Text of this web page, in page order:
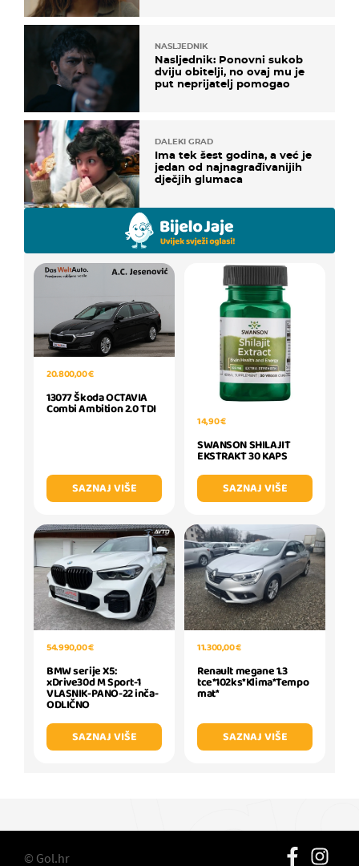
NASLJEDNIK
Nasljednik: Ponovni sukob
dviju obitelji, no ovaj mu je
put neprijatelj pomogao
DALEKI GRAD
Ima tek šest godina, a već je
jedan od najnagrađivanijih
dječjih glumaca
20.800,00 €
13077 Škoda OCTAVIA
Combi Ambition 2.0 TDI
SAZNAJ VIŠE
14,90 €
SWANSON SHILAJIT
EKSTRAKT 30 KAPS
SAZNAJ VIŠE
54.990,00 €
BMW serije X5:
xDrive30d M Sport-1
VLASNIK-PANO-22 inča-
ODLIČNO
SAZNAJ VIŠE
11.300,00 €
Renault megane 1.3
tce*102ks*Klima*Tempo
mat*
SAZNAJ VIŠE
© Gol.hr